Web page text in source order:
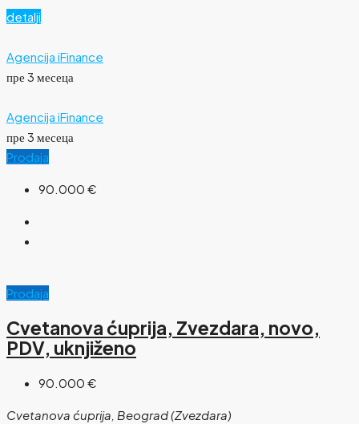
detalji
Agencija iFinance
пре 3 месеца
Agencija iFinance
пре 3 месеца
Prodaja
90.000 €
Prodaja
Cvetanova ćuprija, Zvezdara, novo,
PDV, uknjiženo
90.000 €
Cvetanova ćuprija, Beograd (Zvezdara)